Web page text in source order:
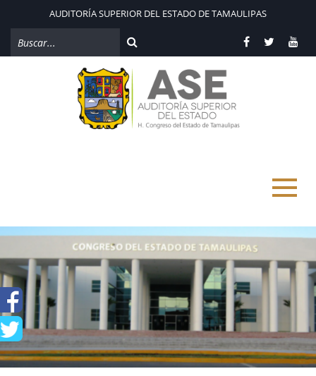
AUDITORÍA SUPERIOR DEL ESTADO DE TAMAULIPAS